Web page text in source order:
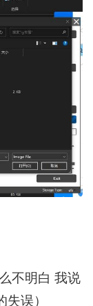
不明白 我说
误）